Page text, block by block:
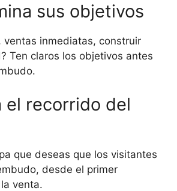
sus objetivos
ventas inmediatas, construir
Ten claros los objetivos antes
el recorrido del
que deseas que los visitantes
desde el primer
venta.